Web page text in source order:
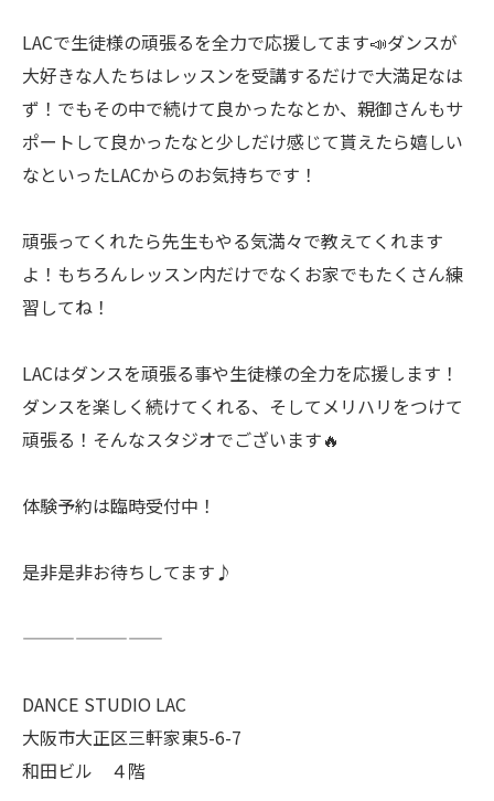
LACで生徒様の頑張るを全力で応援してます📣ダンスが
大好きな人たちはレッスンを受講するだけで大満足なは
ず！でもその中で続けて良かったなとか、親御さんもサ
ポートして良かったなと少しだけ感じて貰えたら嬉しい
なといったLACからのお気持ちです！
頑張ってくれたら先生もやる気満々で教えてくれます
よ！もちろんレッスン内だけでなくお家でもたくさん練
習してね！
LACはダンスを頑張る事や生徒様の全力を応援します！
ダンスを楽しく続けてくれる、そしてメリハリをつけて
頑張る！そんなスタジオでございます🔥
体験予約は臨時受付中！
是非是非お待ちしてます♪
————————
DANCE STUDIO LAC
大阪市大正区三軒家東5-6-7
和田ビル ４階